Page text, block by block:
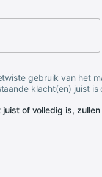
gebruik van het
klacht(en) juist is
of volledig is,